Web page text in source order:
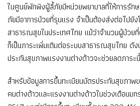
ในศูนย์พักพิงผู้ลี้ภัยมีหน่วยพยาบาลที่ให้การรัก
ภัยมีอาการป่วยที่รุนแรง จำเป็นต้องส่งต่อไปยั
สาธารณสุขในประเทศไทย แม้ว่าจำนวนผู้ป่วย
ก็เป็นภาระเพิ่มเติมต่อระบบสาธารณสุขไทย ดั
ประกันสุขภาพแรงงานต่างด้าวจะช่วยลดภาระ
สำหรับข้อมูลการขึ้นทะเบียนบัตรประกันสุขภา
คนต่างด้าวและแรงงานต่างด้าวในช่วงเดือนม